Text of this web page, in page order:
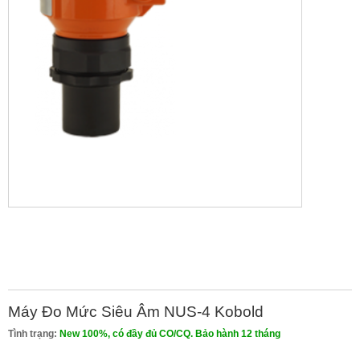
Máy Đo Mức Siêu Âm NUS-4 Kobold
Tình trạng: New 100%, có đầy đủ CO/CQ. Bảo hành 12 tháng